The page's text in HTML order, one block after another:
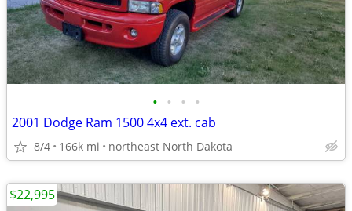
• • • •
2001 Dodge Ram 1500 4x4 ext. cab
8/4 166k mi northeast North Dakota
$22,995